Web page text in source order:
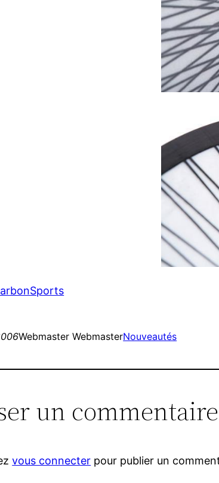
Webmaster WebmasterNouveautés
un commentaire
vous connecter pour publier un